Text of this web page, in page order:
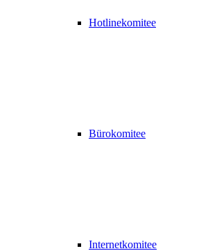
Hotlinekomitee
Bürokomitee
Internetkomitee